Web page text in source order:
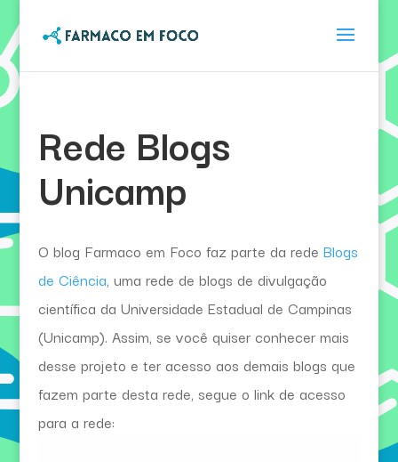
Rede Blogs
Unicamp
O blog Farmaco em Foco faz parte da rede Blogs
de Ciência, uma rede de blogs de divulgação
científica da Universidade Estadual de Campinas
(Unicamp). Assim, se você quiser conhecer mais
desse projeto e ter acesso aos demais blogs que
fazem parte desta rede, segue o link de acesso
para a rede: